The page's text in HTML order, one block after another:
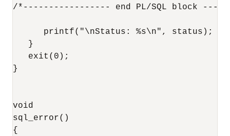
/*----------------- end PL/SQL block
      printf("\nStatus: %s\n", status);
   }
   exit(0);
}
void
sql_error()
{